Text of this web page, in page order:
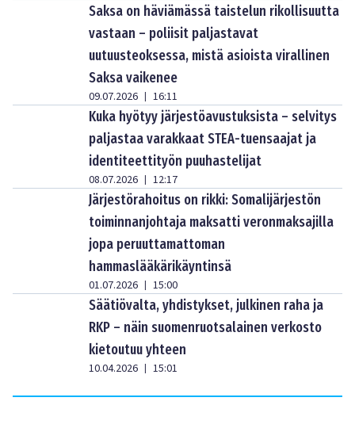
Saksa on häviämässä taistelun rikollisuutta
vastaan – poliisit paljastavat
uutuusteoksessa, mistä asioista virallinen
Saksa vaikenee
09.07.2026 | 16:11
Kuka hyötyy järjestöavustuksista – selvitys
paljastaa varakkaat STEA-tuensaajat ja
identiteettityön puuhastelijat
08.07.2026 | 12:17
Järjestörahoitus on rikki: Somalijärjestön
toiminnanjohtaja maksatti veronmaksajilla
jopa peruuttamattoman
hammaslääkärikäyntinsä
01.07.2026 | 15:00
Säätiövalta, yhdistykset, julkinen raha ja
RKP – näin suomenruotsalainen verkosto
kietoutuu yhteen
10.04.2026 | 15:01